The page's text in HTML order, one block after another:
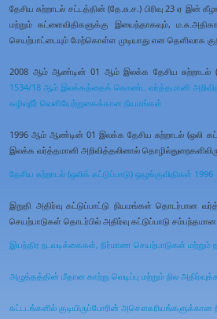
தேசிய சுற்றாடல் சட்டத்தின் (தே.சு.ச.) பிரிவு 23 ஏ
மற்றும் கட்ளைவிதிகளுக்கு இயைந்தாகவும்,
செயற்பாட்டையும் மேற்கொள்ள முடியாது என தெளிவாக
2008 ஆம் ஆண்டின் 01 ஆம் இலக்க தேசிய சுற்றாடல்
1534/18 ஆம் இலக்கத்தைக் கொண்ட வர்த்தமானி
கழிவுநீர் வெளியேற்றுகைக்கான நியமங்கள்
1996 ஆம் ஆண்டின் 01 இலக்க தேசிய சுற்றாடல் (ஒலி
இலக்க வர்த்தமானி அறிவித்தலினால்
தேசிய சுற்றாடல் (ஒலிக் கட்டுப்பாடு) ஒழுங்குவிதிகள் 1996
இறுதி அதிர்வு கட்டுப்பாட்டு நியமங்கள் தொடர்பான
செயற்பாடுகள் தொடர்பில் அதிர்வு கட்டுப்பாடு
இயந்திர நடவடிக்கைகள், நிர்மாண செயற்பாடுகள்
அழுத்தத்தின் மீதான காற்று வெடிப்பு மற்றும் நில
கட்டடங்களில் குடியிருப்போரின் அசௌகரியங்களுக்கான